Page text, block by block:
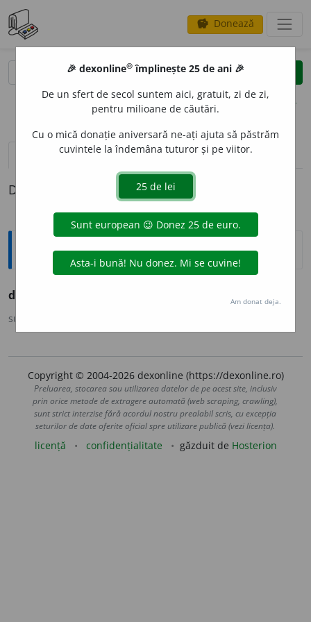
savings Donează
clear
opțiuni
definiții (1) pronunțievolume_up (50)
Definiția cu ID-ul 239671:
Ortografice DOOM
des
sursa:
Copyright © 2004-2026 dexonline (https://dexonline.ro)
Preluarea, stocarea sau utilizarea datelor de pe acest site, inclusiv
prin orice metode de extragere automată (web scraping, crawling),
sunt strict interzise fără acordul nostru prealabil scris, cu excepția
seturilor de date oferite oficial spre utilizare publică (vezi licența).
licență confidențialitate găzduit de Hosterion
🎉 dexonline® împlinește 25 de ani 🎉
De un sfert de secol suntem aici, gratuit, zi de zi,
pentru milioane de căutări.
Cu o mică donație aniversară ne-ați ajuta să păstrăm
cuvintele la îndemâna tuturor și pe viitor.
Am donat deja.